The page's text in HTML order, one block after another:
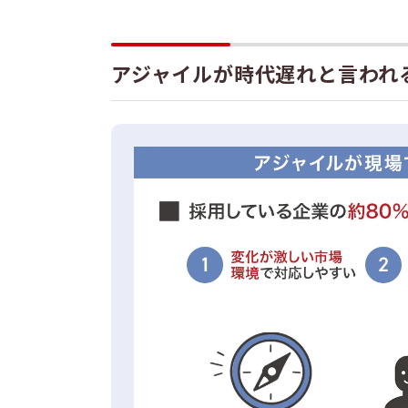
アジャイルが時代遅れと言われ